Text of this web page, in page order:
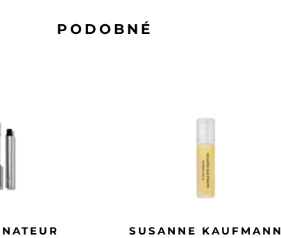
PODOBNÉ
SUSANNE KAUFMANN